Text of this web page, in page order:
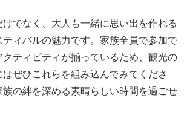
でなく、大人も一緒に思い出を作れる
ィバルの魅力です。家族全員で参加で
クティビティが揃っているため、観光の
ぜひこれらを組み込んでみてくださ
族の絆を深める素晴らしい時間を過ごせ